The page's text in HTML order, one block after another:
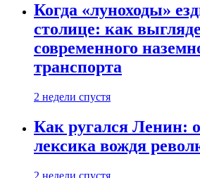
Когда «луноходы»
столице: как
современного
транспорта
2 недели спустя
Как ругался Ленин:
лексика вождя